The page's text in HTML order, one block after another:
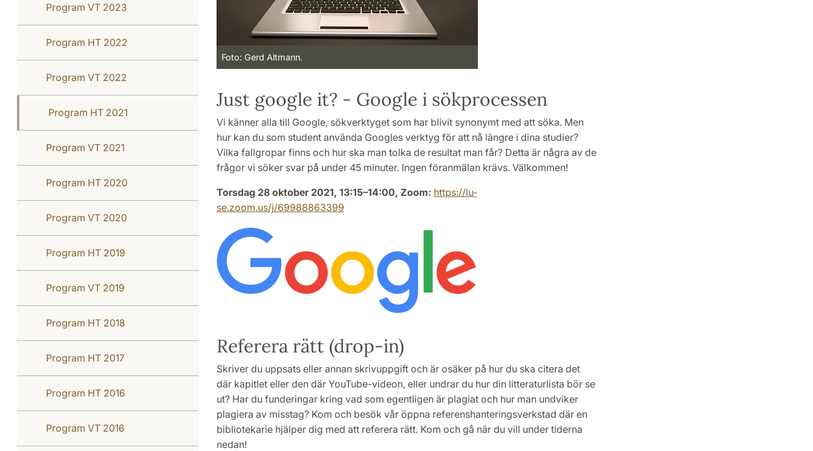
Program VT 2023
Program HT 2022
Program VT 2022
Program HT 2021
Program VT 2021
Program HT 2020
Program VT 2020
Program HT 2019
Program VT 2019
Program HT 2018
Program HT 2017
Program HT 2016
Program VT 2016
Foto: Gerd Altmann.
Just google it? - Google i sökprocessen
Vi känner alla till Google, sökverktyget som har blivit synonymt med att söka. Men
hur kan du som student använda Googles verktyg för att nå längre i dina studier?
Vilka fallgropar finns och hur ska man tolka de resultat man får? Detta är några av de
frågor vi söker svar på under 45 minuter. Ingen föranmälan krävs. Välkommen!
Torsdag 28 oktober 2021, 13:15–14:00, Zoom: https://lu-
se.zoom.us/j/69988863399
Referera rätt (drop-in)
Skriver du uppsats eller annan skrivuppgift och är osäker på hur du ska citera det
där kapitlet eller den där YouTube-videon, eller undrar du hur din litteraturlista bör se
ut? Har du funderingar kring vad som egentligen är plagiat och hur man undviker
plagiera av misstag? Kom och besök vår öppna referenshanteringsverkstad där en
bibliotekarie hjälper dig med att referera rätt. Kom och gå när du vill under tiderna
nedan!